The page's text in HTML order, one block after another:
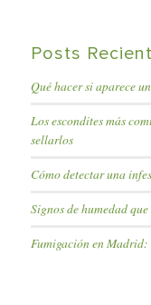
Posts
Qué hacer si aparece
Los escondites más
sellarlos
Cómo detectar una
Signos de humedad
Fumigación en